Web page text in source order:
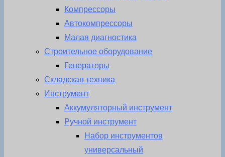
Компрессоры
Автокомпрессоры
Малая диагностика
Строительное оборудование
Генераторы
Складская техника
Инструмент
Аккумуляторный инструмент
Ручной инструмент
Набор инструментов
универсальный